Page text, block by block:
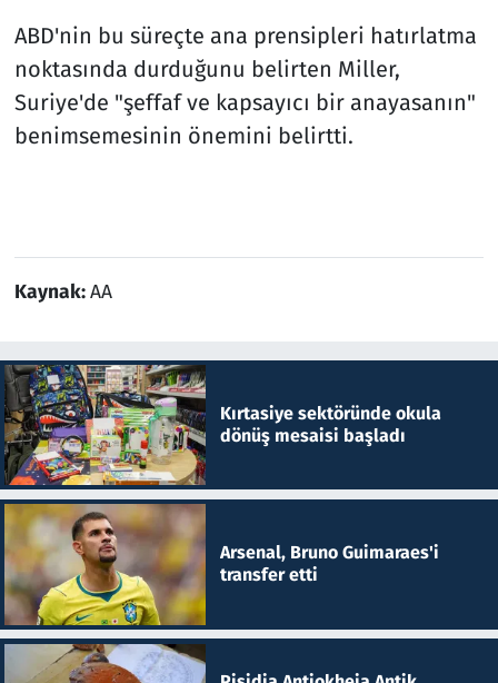
ABD'nin bu süreçte ana prensipleri hatırlatma
noktasında durduğunu belirten Miller,
Suriye'de "şeffaf ve kapsayıcı bir anayasanın"
benimsemesinin önemini belirtti.
Kaynak:AA
Kırtasiye sektöründe okula
dönüş mesaisi başladı
Arsenal, Bruno Guimaraes'i
transfer etti